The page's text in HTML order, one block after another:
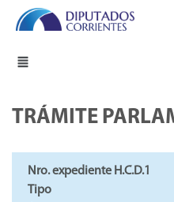
TRÁMITE
Nro. expediente H.C.D.1
Tipo